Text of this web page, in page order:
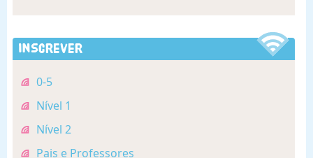
Inscrever
0-5
Nível 1
Nível 2
Pais e Professores